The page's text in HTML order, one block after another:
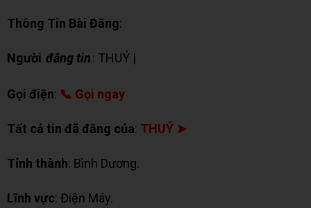
Thông Tin Bài Đăng:
Người đăng tin: THUÝ |
Gọi điện: 📞 Gọi ngay
Tất cả tin đã đăng của: THUÝ ➤
Tỉnh thành: Bình Dương.
Lĩnh vực: Điện Máy.